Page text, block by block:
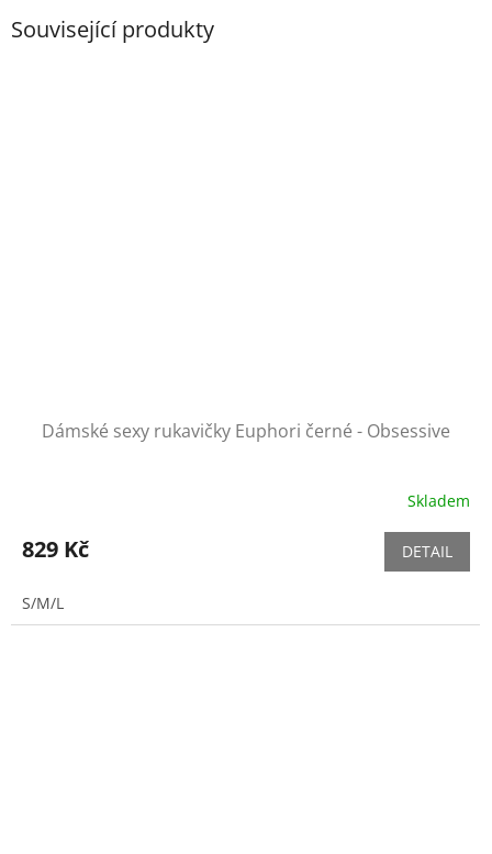
Související produkty
Dámské sexy rukavičky Euphori černé - Obsessive
Skladem
829 Kč DETAIL
S/M/L